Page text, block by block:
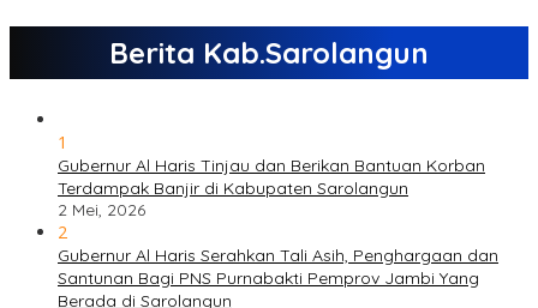
Berita Kab.Sarolangun
1
Gubernur Al Haris Tinjau dan Berikan Bantuan Korban
Terdampak Banjir di Kabupaten Sarolangun
2 Mei, 2026
2
Gubernur Al Haris Serahkan Tali Asih, Penghargaan dan
Santunan Bagi PNS Purnabakti Pemprov Jambi Yang
Berada di Sarolangun